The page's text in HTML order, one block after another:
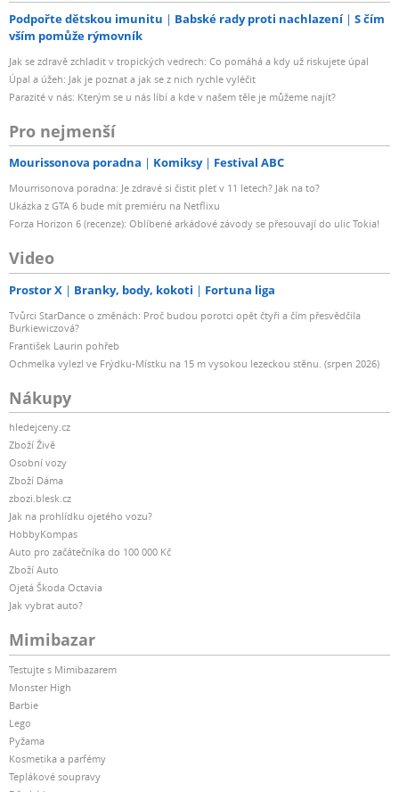
Podpořte dětskou imunitu Babské rady proti nachlazení
S čím
vším pomůže rýmovník
Jak se zdravě zchladit v tropických vedrech: Co pomáhá a kdy už riskujete úpal
Úpal a úžeh: Jak je poznat a jak se z nich rychle vyléčit
Parazité v nás: Kterým se u nás líbí a kde v našem těle je můžeme najít?
Pro nejmenší
Mourissonova poradna Komiksy Festival ABC
Mourrisonova poradna: Je zdravé si čistit pleť v 11 letech? Jak na to?
Ukázka z GTA 6 bude mít premiéru na Netflixu
Forza Horizon 6 (recenze): Oblíbené arkádové závody se přesouvají do ulic Tokia!
Video
Prostor X Branky, body, kokoti Fortuna liga
Tvůrci StarDance o změnách: Proč budou porotci opět čtyři a čím přesvědčila
Burkiewiczová?
František Laurin pohřeb
Ochmelka vylezl ve Frýdku-Místku na 15 m vysokou lezeckou stěnu. (srpen 2026)
Nákupy
hledejceny.cz
Zboží Živě
Osobní vozy
Zboží Dáma
zbozi.blesk.cz
Jak na prohlídku ojetého vozu?
HobbyKompas
Auto pro začátečníka do 100 000 Kč
Zboží Auto
Ojetá Škoda Octavia
Jak vybrat auto?
Mimibazar
Testujte s Mimibazarem
Monster High
Barbie
Lego
Pyžama
Kosmetika a parfémy
Teplákové soupravy